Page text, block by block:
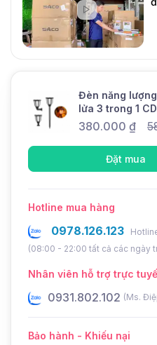
từng gia đình. Đó là
ứng ngọn lửa 3 trong 1
Flame.
Đèn năng
lửa 3 trong 1
380.000 ₫
Đặt mua
Hotline mua hàng
0978.126.123
(08:00 - 22:00 tất cả các ngày
Nhân viên hỗ trợ trực
0931.802.102 (Ms.
Bảo hành - Khiếu nại